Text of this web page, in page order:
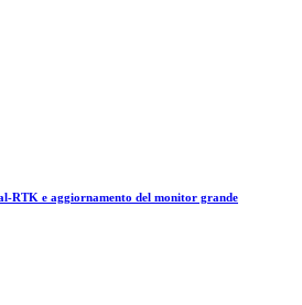
RTK e aggiornamento del monitor grande